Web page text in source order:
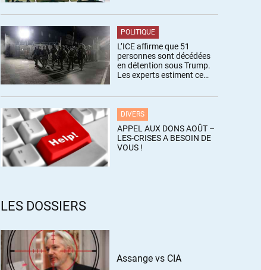
POLITIQUE
L’ICE affirme que 51
personnes sont décédées
en détention sous Trump.
Les experts estiment ce
DIVERS
APPEL AUX DONS AOÛT –
LES-CRISES A BESOIN DE
VOUS !
LES DOSSIERS
Assange vs CIA